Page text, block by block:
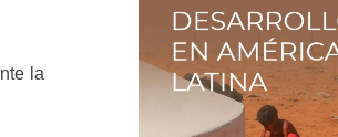
la